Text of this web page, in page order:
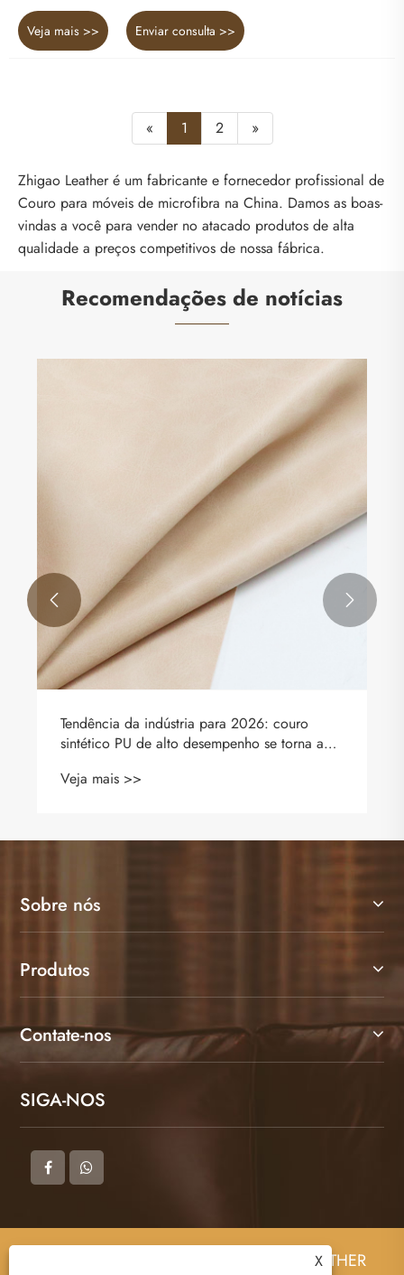
Veja mais >> Enviar consulta >>
« 1 2 »
Zhigao Leather é um fabricante e fornecedor profissional de
Couro para móveis de microfibra na China. Damos as boas-
vindas a você para vender no atacado produtos de alta
qualidade a preços competitivos de nossa fábrica.
Recomendações de notícias
Zhigao Leather Factory lança novo couro PU
premium com padrão de avestruz para
 
Sobre nós
Produtos
Contate-nos
SIGA-NOS
Copyright © 2025 DONGGUAN ZHIGAO LEATHER
X